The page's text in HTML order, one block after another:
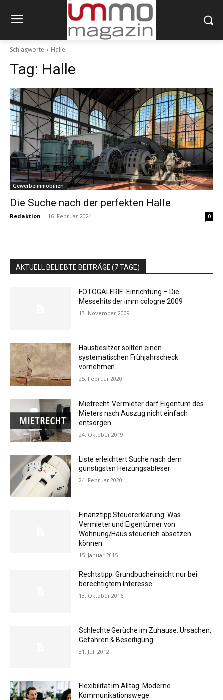
Schlagworte Halle
Tag: Halle
Gewerbeimmobilien
Die Suche nach der perfekten Halle
Redaktion - 16. Februar 2024 0
AKTUELL BELIEBTE BEITRÄGE (7 TAGE)
FOTOGALERIE: Einrichtung – Die
Messehits der imm cologne 2009
13. November 2009
Hausbesitzer sollten einen
systematischen Frühjahrscheck
vornehmen
25. Februar 2020
Mietrecht: Vermieter darf Eigentum des
Mieters nach Auszug nicht einfach
entsorgen
24. Oktober 2019
Liste erleichtert Suche nach dem
günstigsten Heizungsableser
24. Februar 2020
Finanztipp Steuererklärung: Was
Vermieter und Eigentümer von
Wohnung/Haus steuerlich absetzen
können
15. Januar 2015
Rechtstipp: Grundbucheinsicht nur bei
berechtigtem Interesse
13. Oktober 2016
Schlechte Gerüche im Zuhause: Ursachen,
Gefahren & Beseitigung
31. Juli 2012
Flexibilität im Alltag: Moderne
Kommunikationswege